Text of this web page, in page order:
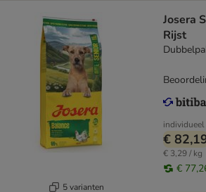
5 varianten
Josera
Rijst
individueel
€
€ 3,29 / kg
€